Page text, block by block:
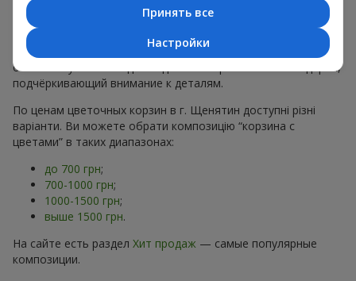
Минималистичные решения— натуральные формы,
акцент на цвет или текстуру.
Есть также
VIP-композиции— роскошные корзины для
особых случаев. Каждое изделие — оригинальный подарок,
подчёркивающий внимание к деталям.
По ценам цветочных корзин в г. Щенятин доступні різні
варіанти. Ви можете обрати композицію “корзина с
цветами” в таких диапазонах:
до 700 грн;
700-1000 грн;
1000-1500 грн;
выше 1500 грн.
На сайте есть раздел Хит продаж — самые популярные
композиции.
Принять все
Настройки